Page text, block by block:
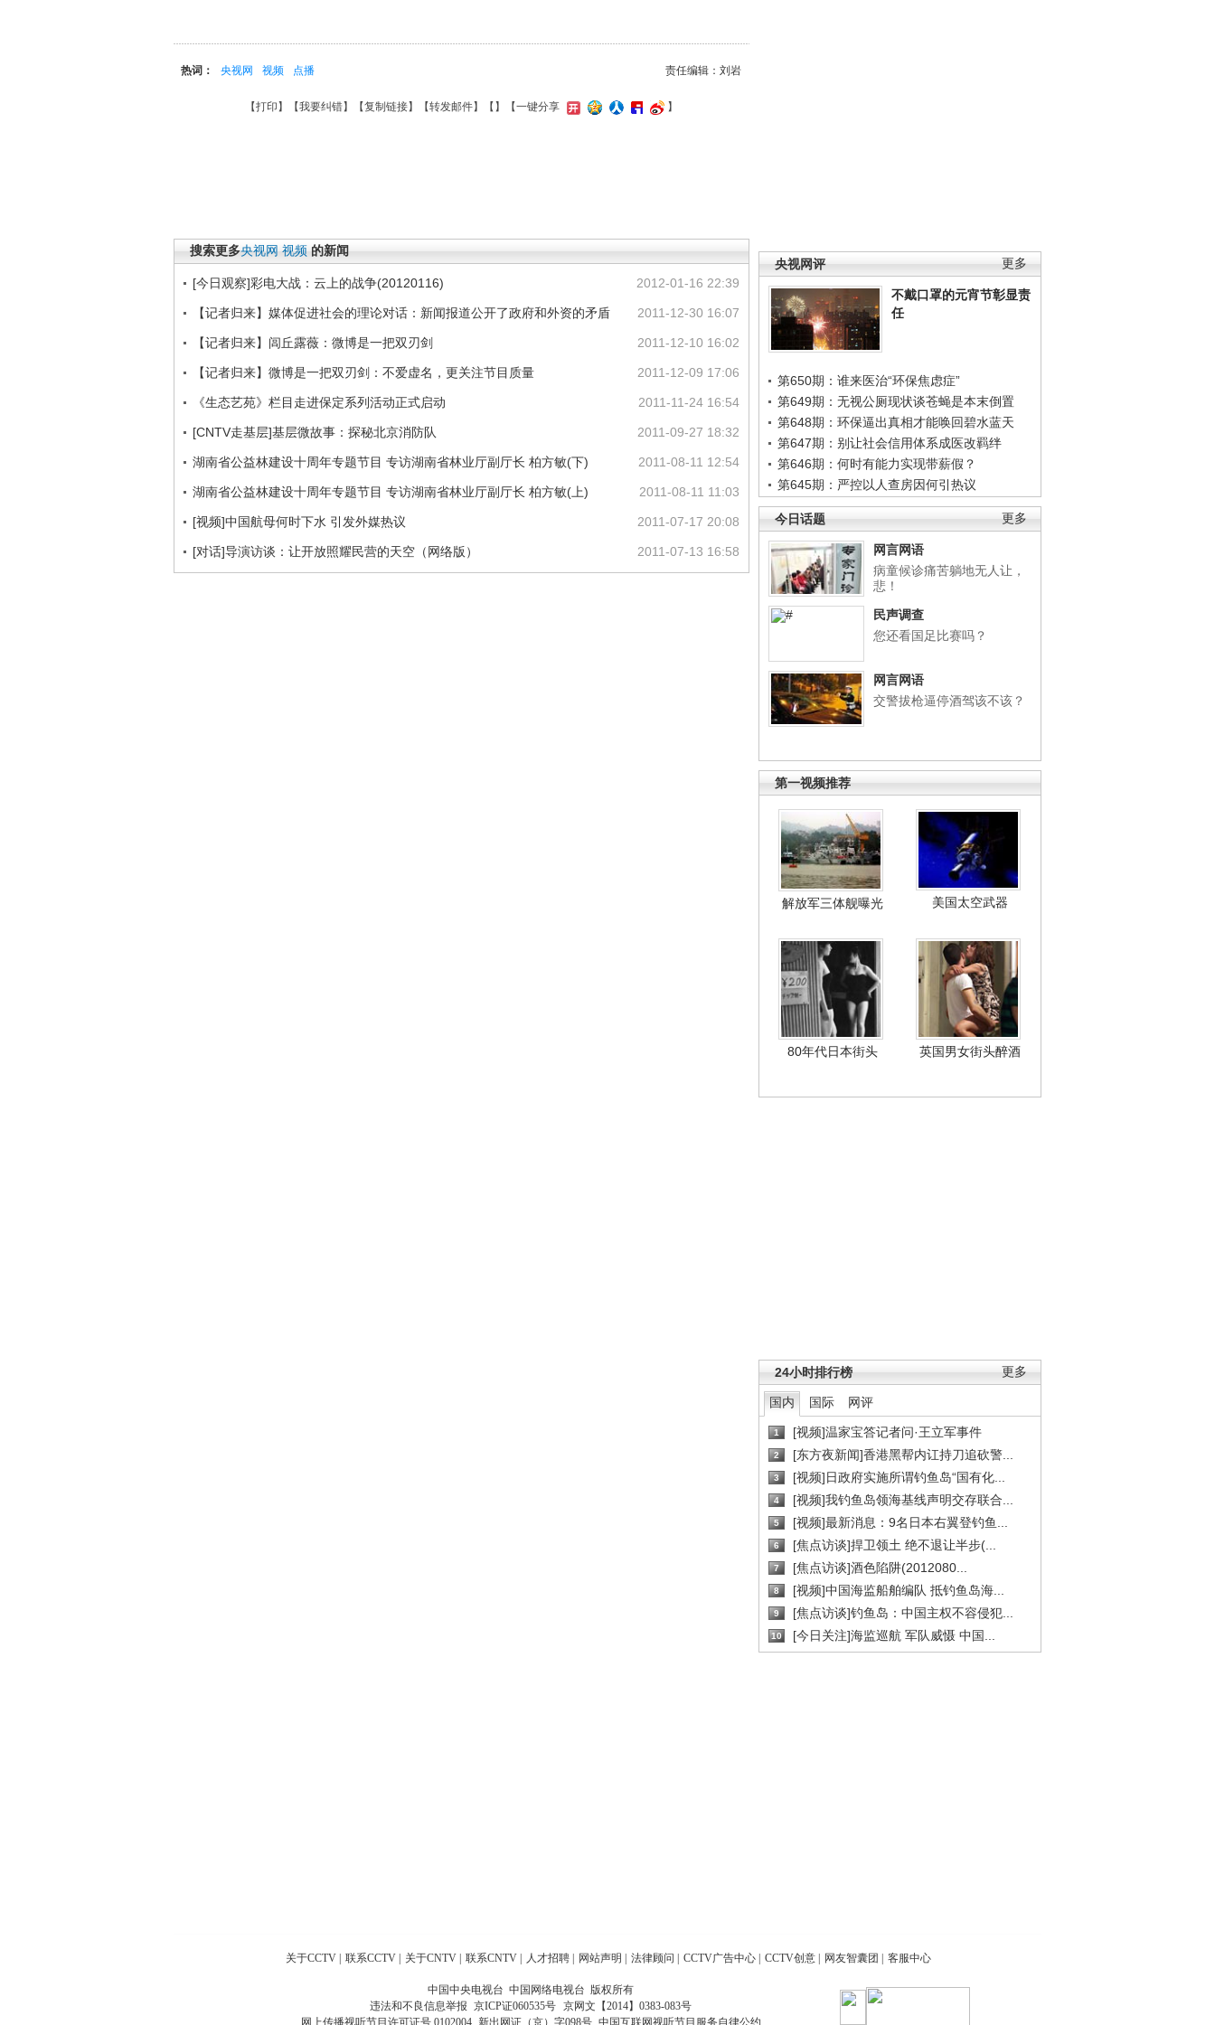
更多
央视网评
不戴口罩的元宵节彰显责
任
第650期：谁来医治“环保焦虑症”
第649期：无视公厕现状谈苍蝇是本末倒置
第648期：环保逼出真相才能唤回碧水蓝天
第647期：别让社会信用体系成医改羁绊
第646期：何时有能力实现带薪假？
第645期：严控以人查房因何引热议
更多
今日话题
网言网语
病童候诊痛苦躺地无人让，
悲！
民声调查
您还看国足比赛吗？
网言网语
交警拔枪逼停酒驾该不该？
第一视频推荐
解放军三体舰曝光 美国太空武器
80年代日本街头 英国男女街头醉酒
更多
24小时排行榜
国内 国际 网评
1 [视频]温家宝答记者问·王立军事件
2 [东方夜新闻]香港黑帮内讧持刀追砍警...
3 [视频]日政府实施所谓钓鱼岛“国有化...
4 [视频]我钓鱼岛领海基线声明交存联合...
5 [视频]最新消息：9名日本右翼登钓鱼...
6 [焦点访谈]捍卫领土 绝不退让半步(...
7 [焦点访谈]酒色陷阱(2012080...
8 [视频]中国海监船舶编队 抵钓鱼岛海...
9 [焦点访谈]钓鱼岛：中国主权不容侵犯...
10 [今日关注]海监巡航 军队威慑 中国...
责任编辑：刘岩
热词： 央视网 视频 点播
【打印 】【我要纠错】【复制链接】【转发邮件】【 】 【一键分享 】
搜索更多央视网 视频 的新闻
2012-01-16 22:39
[今日观察]彩电大战：云上的战争(20120116)
2011-12-30 16:07
【记者归来】媒体促进社会的理论对话：新闻报道公开了政府和外资的矛盾
2011-12-10 16:02
【记者归来】闾丘露薇：微博是一把双刃剑
2011-12-09 17:06
【记者归来】微博是一把双刃剑：不爱虚名，更关注节目质量
2011-11-24 16:54
《生态艺苑》栏目走进保定系列活动正式启动
2011-09-27 18:32
[CNTV走基层]基层微故事：探秘北京消防队
2011-08-11 12:54
湖南省公益林建设十周年专题节目 专访湖南省林业厅副厅长 柏方敏(下)
2011-08-11 11:03
湖南省公益林建设十周年专题节目 专访湖南省林业厅副厅长 柏方敏(上)
2011-07-17 20:08
[视频]中国航母何时下水 引发外媒热议
2011-07-13 16:58
[对话]导演访谈：让开放照耀民营的天空（网络版）
关于CCTV 联系CCTV 关于CNTV 联系CNTV 人才招聘 网站声明 法律顾问 CCTV广告中心 CCTV创意 网友智囊团 客服中心
中国中央电视台 中国网络电视台 版权所有
违法和不良信息举报 京ICP证060535号
京网文【2014】0383-083号
网上传播视听节目许可证号 0102004 新出网证（京）字098号 中国互联网视听节目服务自律公约